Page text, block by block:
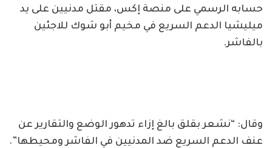
حسابه الرسمي على منصة إكس، مقتل مدنيين على يد
ميليشيا الدعم السريع في مخيم أبو شوك للاجئين
بالفاشر.
وقال: “نشعر بقلق بالغ إزاء تدهور الوضع والتقارير عن
عنف الدعم السريع ضد المدنيين في الفاشر ومحيطها”.